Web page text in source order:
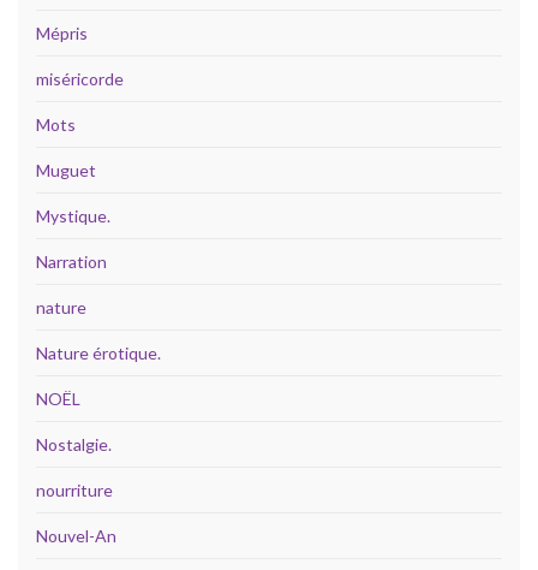
Mépris
miséricorde
Mots
Muguet
Mystique.
Narration
nature
Nature érotique.
NOËL
Nostalgie.
nourriture
Nouvel-An